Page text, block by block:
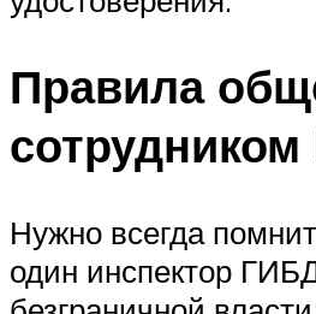
Правила
Нужно всегда
один инспектор